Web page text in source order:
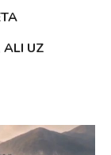
ALI UZ